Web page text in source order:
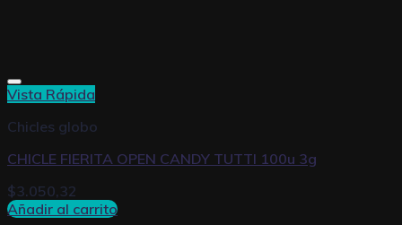
Vista Rápida
Chicles globo
CHICLE FIERITA OPEN CANDY TUTTI 100u 3g
$3.050,32
Añadir al carrito